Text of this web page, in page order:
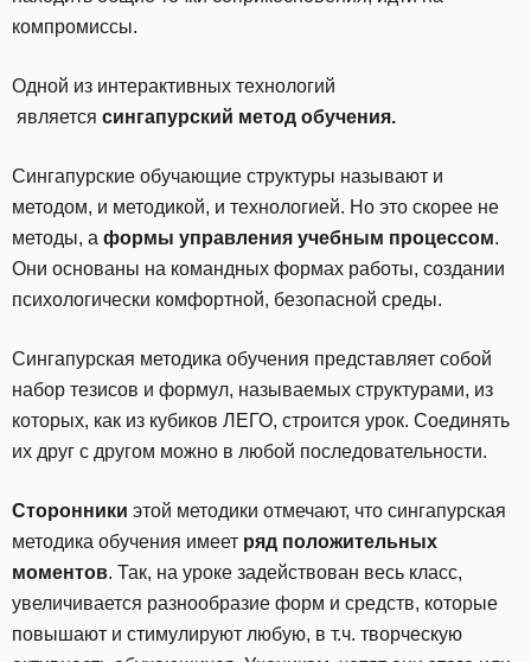
компромиссы.
Одной из интерактивных технологий
является сингапурский метод обучения.
Сингапурские обучающие структуры называют и
методом, и методикой, и технологией. Но это скорее не
методы, а формы управления учебным процессом.
Они основаны на командных формах работы, создании
психологически комфортной, безопасной среды.
Сингапурская методика обучения представляет собой
набор тезисов и формул, называемых структурами, из
которых, как из кубиков ЛЕГО, строится урок. Соединять
их друг с другом можно в любой последовательности.
Сторонники этой методики отмечают, что сингапурская
методика обучения имеет ряд положительных
моментов. Так, на уроке задействован весь класс,
увеличивается разнообразие форм и средств, которые
повышают и стимулируют любую, в т.ч. творческую